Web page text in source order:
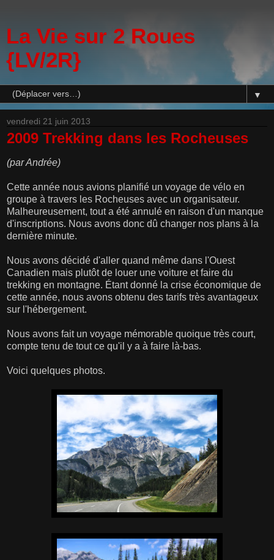
La Vie sur 2 Roues
{LV/2R}
▼
vendredi 21 juin 2013
2009 Trekking dans les Rocheuses
(par Andrée)
Cette année nous avions planifié un voyage de vélo en
groupe à travers les Rocheuses avec un organisateur.
Malheureusement, tout a été annulé en raison d'un manque
d'inscriptions. Nous avons donc dû changer nos plans à la
dernière minute.
Nous avons décidé d'aller quand même dans l'Ouest
Canadien mais plutôt de louer une voiture et faire du
trekking en montagne. Étant donné la crise économique de
cette année, nous avons obtenu des tarifs très avantageux
sur l'hébergement.
Nous avons fait un voyage mémorable quoique très court,
compte tenu de tout ce qu'il y a à faire là-bas.
Voici quelques photos.